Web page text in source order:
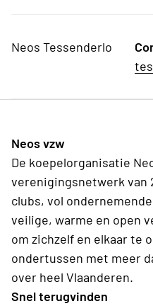
Neos Tessenderlo
Neos vzw
De koepelorganisatie
verenigingsnetwerk van
clubs, vol
veilige, warme en open
om zichzelf en elkaar te
ondertussen met meer
over heel Vlaanderen.
Snel terugvinden